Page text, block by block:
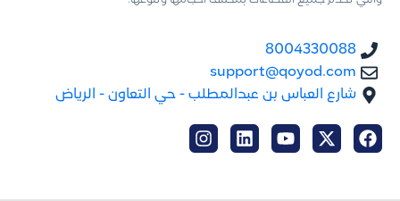
8004330088
support@qoyod.com
شارع العباس بن عبدالمطلب - حي التعاون - الرياض